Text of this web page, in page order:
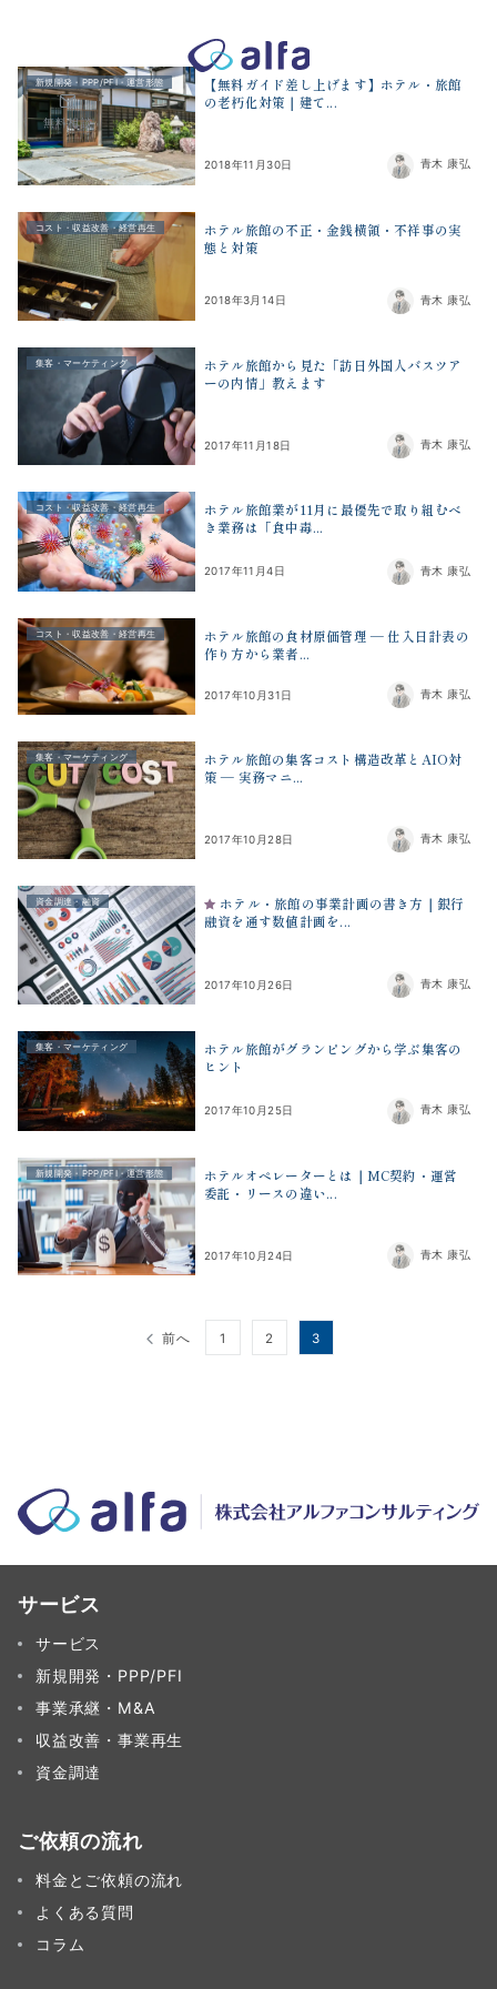
無料相談
株式会社アルファコンサルティング｜ホテル・旅館・観光業の事
新規開発・PPP/PFI・運営形態
【無料ガイド差し上げます】ホテル・旅館
の老朽化対策｜建て...
2018年11月30日 青木 康弘
コスト・収益改善・経営再生
ホテル旅館の不正・金銭横領・不祥事の実
態と対策
2018年3月14日 青木 康弘
集客・マーケティング
ホテル旅館から見た「訪日外国人バスツア
ーの内情」教えます
2017年11月18日 青木 康弘
コスト・収益改善・経営再生
ホテル旅館業が11月に最優先で取り組むべ
き業務は「食中毒...
2017年11月4日 青木 康弘
コスト・収益改善・経営再生
ホテル旅館の食材原価管理 ― 仕入日計表の
作り方から業者...
2017年10月31日 青木 康弘
集客・マーケティング
ホテル旅館の集客コスト構造改革とAIO対
策 ― 実務マニ...
2017年10月28日 青木 康弘
資金調達・融資
ホテル・旅館の事業計画の書き方｜銀行
融資を通す数値計画を...
2017年10月26日 青木 康弘
集客・マーケティング
ホテル旅館がグランピングから学ぶ集客の
ヒント
2017年10月25日 青木 康弘
新規開発・PPP/PFI・運営形態
ホテルオペレーターとは｜MC契約・運営
委託・リースの違い...
2017年10月24日 青木 康弘
ー
ジ
送
り
前へ 1 2 3
サービス
サービス
新規開発・PPP/PFI
事業承継・M&A
収益改善・事業再生
資金調達
ご依頼の流れ
料金とご依頼の流れ
よくある質問
コラム